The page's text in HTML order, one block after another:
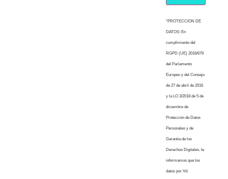
“PROTECCION DE
DATOS: En
cumplimiento del
RGPD (UE) 2016/679
del Parlamento
Europeo y del Consejo
de 27 de abril de 2016
y la LO 3/2018 de 5 de
diciembre de
Protección de Datos
Personales y de
Garantía de los
Derechos Digitales, le
informamos que los
datos por Vd.